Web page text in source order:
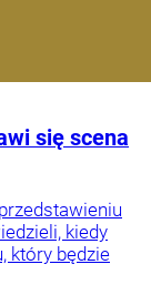
się scena
kiedy
który będzie